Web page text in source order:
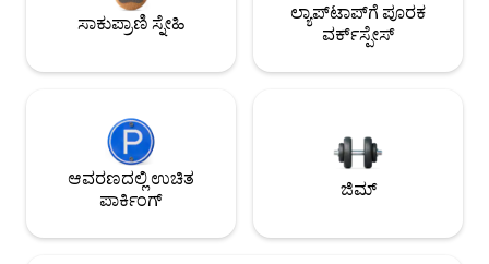
ಸಾಕುಪ್ರಾಣಿ ಸ್ನೇಹಿ
ಲ್ಯಾಪ್‌ಟಾಪ್‌ಗೆ ಪೂರಕ
ವರ್ಕ್‌ಸ್ಪೇಸ್
ಆವರಣದಲ್ಲಿ ಉಚಿತ
ಪಾರ್ಕಿಂಗ್
ಜಿಮ್